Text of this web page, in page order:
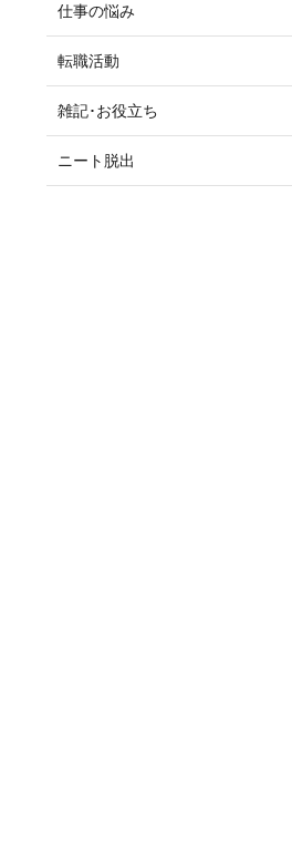
仕事の悩み
転職活動
雑記･お役立ち
ニート脱出